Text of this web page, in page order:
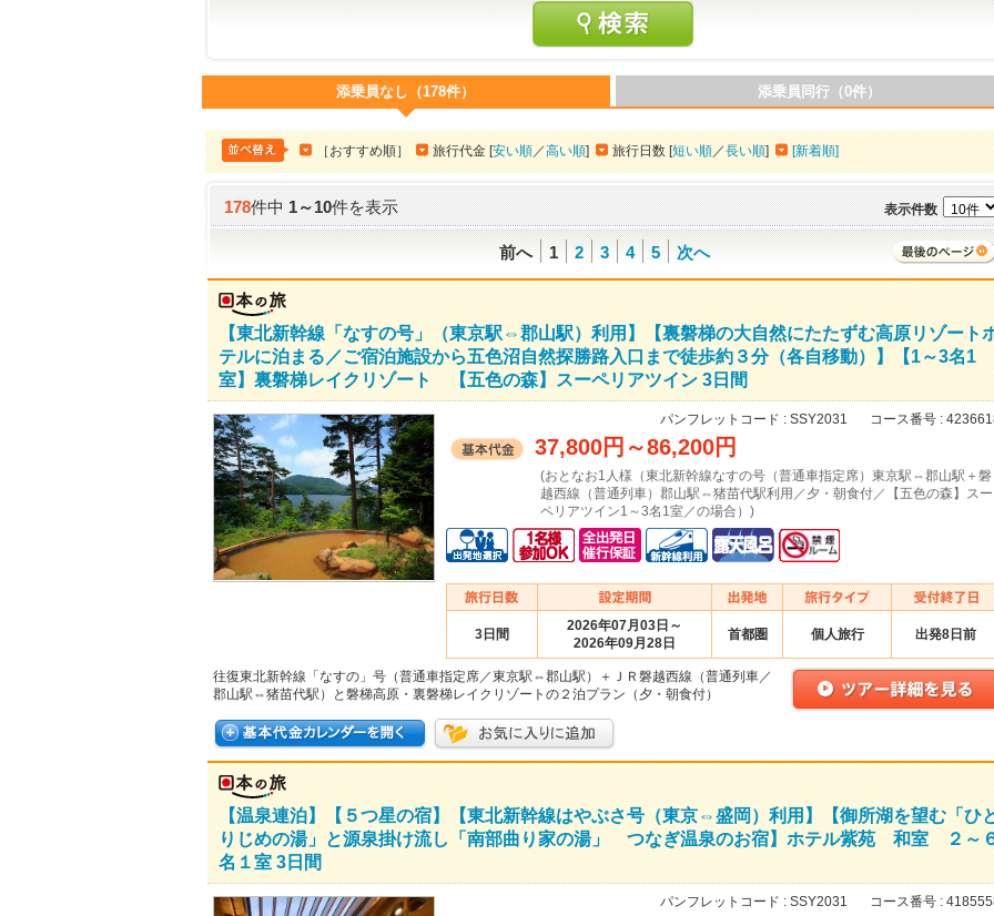
添乗員なし（178件） 添乗員同行（0件）
［おすすめ順］ 旅行代金 [安い順／高い順] 旅行日数 [短い順／長い順] [新着順]
178件中1～10件を表示 表示件数
前へ 1 2 3 4 5 次へ
【東北新幹線「なすの号」（東京駅⇔郡山駅）利用】【裏磐梯の大自然にたたずむ高原リゾート
テルに泊まる／ご宿泊施設から五色沼自然探勝路入口まで徒歩約３分（各自移動）】【1～3名1
室】裏磐梯レイクリゾート 【五色の森】スーペリアツイン 3日間
パンフレットコード : SSY2031 コース番号 :
37,800円 ～86,200円
(おとなお1人様（東北新幹線なすの号（普通車指定席）東京駅⇔郡山駅＋磐
越西線（普通列車）郡山駅⇔猪苗代駅利用／夕・朝食付／【五色の森】スー
ペリアツイン1～3名1室／の場合）)
3日間
2026年07月03日～
2026年09月28日
首都圏 個人旅行 出発8日前
往復東北新幹線「なすの」号（普通車指定席／東京駅⇔郡山駅）＋ＪＲ磐越西線（普通列車／
郡山駅⇔猪苗代駅）と磐梯高原・裏磐梯レイクリゾートの２泊プラン（夕・朝食付）
【温泉連泊】【５つ星の宿】【東北新幹線はやぶさ号（東京⇔盛岡）利用】【御所湖を望む「ひ
りじめの湯」と源泉掛け流し「南部曲り家の湯」 つなぎ温泉のお宿】ホテル紫苑 和室 ２～
名１室 3日間
パンフレットコード : SSY2031 コース番号 :